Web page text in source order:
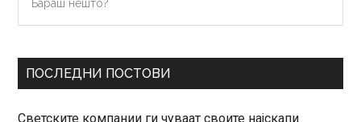
Sidebar
нешто?
ПОСЛЕДНИ ПОСТОВИ
Светските компании ги чуваат своите најскапи